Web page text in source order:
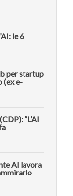
le 6
per startup
(ex e-
“L’AI
AI lavora